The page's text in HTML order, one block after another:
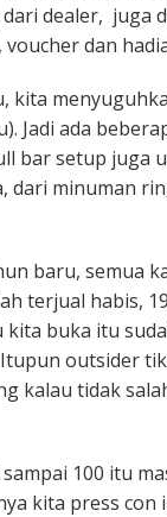
dealer, juga
dan
kita
Jadi ada
bar setup juga
dari minuman
baru, semua
terjual habis,
buka itu
outsider
kalau tidak
sampai 100 itu
kita press con